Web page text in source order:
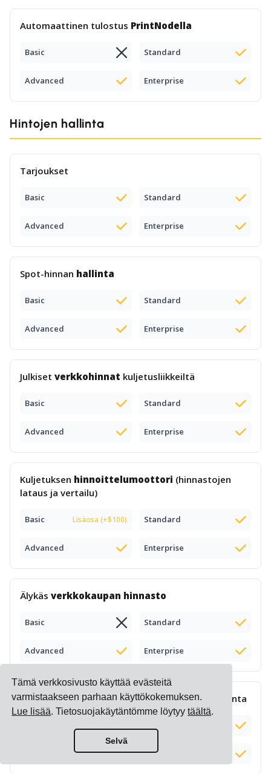
Tämä verkkosivusto käyttää evästeitä
varmistaakseen parhaan käyttökokemuksen.
Lue lisää. Tietosuojakäytäntömme löytyytäältä.
Selvä
Automaattinen tulostus PrintNodella
Basic Standard
Advanced Enterprise
Hintojen hallinta
Tarjoukset
Basic Standard
Advanced Enterprise
Spot-hinnan hallinta
Basic Standard
Advanced Enterprise
Julkiset verkkohinnat kuljetusliikkeiltä
Basic Standard
Advanced Enterprise
Kuljetuksen hinnoittelumoottori (hinnastojen
lataus ja vertailu)
Basic Lisäosa (+$100) Standard
Advanced Enterprise
Älykäs verkkokaupan hinnasto
Basic Standard
Advanced Enterprise
Monimutkainenlisämaksujen laskentaja hallinta
Enterprise